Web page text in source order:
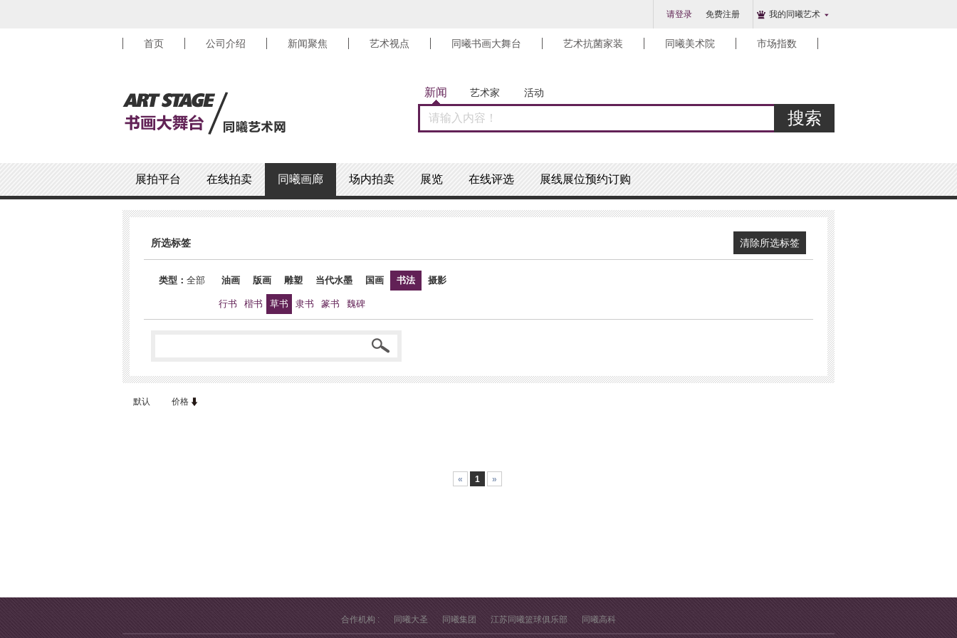
我的同曦艺术
请登录 免费注册
首页 公司介绍 新闻聚焦 艺术视点 同曦书画大舞台 艺术抗菌家装 同曦美术院 市场指数
新闻 艺术家 活动
搜索
展拍平台 在线拍卖 同曦画廊 场内拍卖 展览 在线评选 展线展位预约订购
所选标签 清除所选标签
类型： 全部 油画 版画 雕塑 当代水墨 国画 书法
行书 楷书 草书 隶书 篆书 魏碑
摄影
默认 价格
« 1 »
合作机构 : 同曦大圣 同曦集团 江苏同曦篮球俱乐部 同曦高科